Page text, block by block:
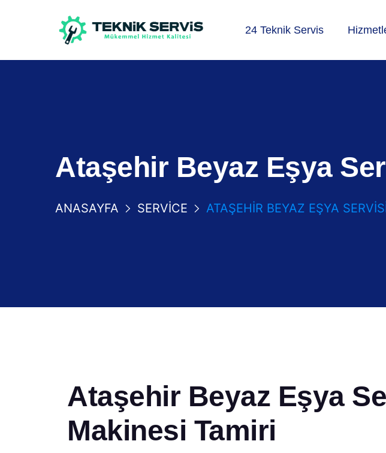
24 Teknik Servis
Ataşehir Beyaz Eşya
ANASAYFA SERVICE ATAŞEHIR BEYAZ EŞYA
Ataşehir Beyaz Eşya
Makinesi Tamiri